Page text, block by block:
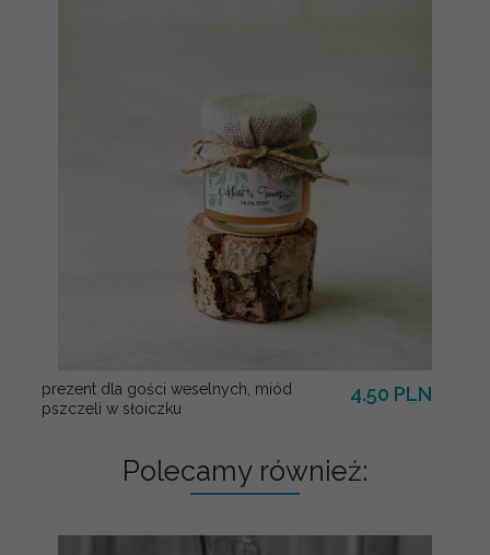
prezent dla gości weselnych, miód
pszczeli w słoiczku
4.50 PLN
Polecamy również: